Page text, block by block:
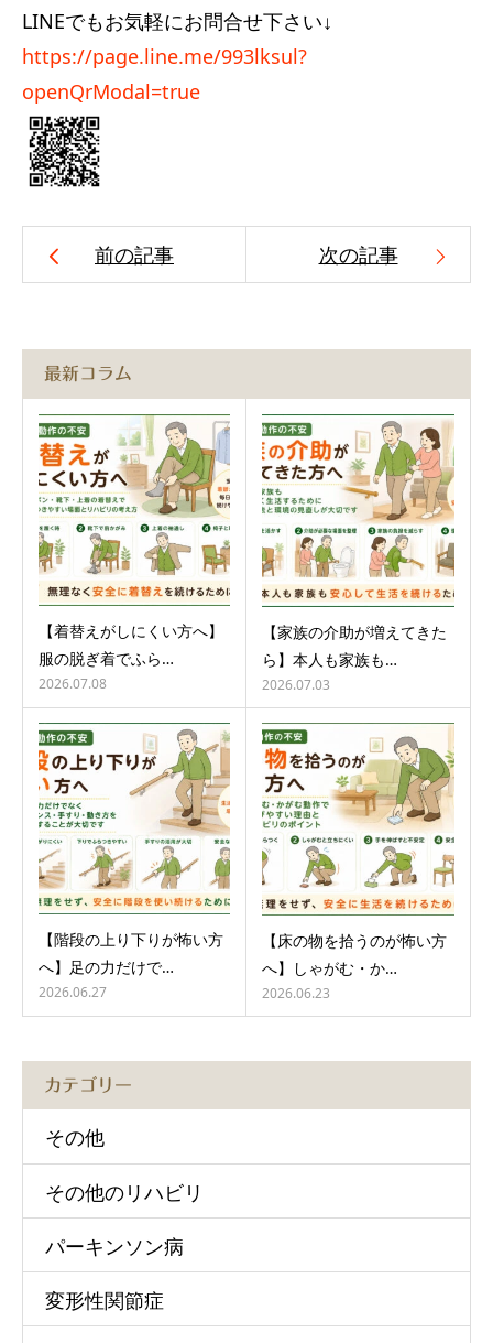
LINEでもお気軽にお問合せ下さい↓
https://page.line.me/993lksul?
openQrModal=true
前の記事 次の記事
最新コラム
【着替えがしにくい方へ】
服の脱ぎ着でふら…
2026.07.08
【家族の介助が増えてきた
ら】本人も家族も…
2026.07.03
【階段の上り下りが怖い方
へ】足の力だけで…
2026.06.27
【床の物を拾うのが怖い方
へ】しゃがむ・か…
2026.06.23
カテゴリー
その他
その他のリハビリ
パーキンソン病
変形性関節症